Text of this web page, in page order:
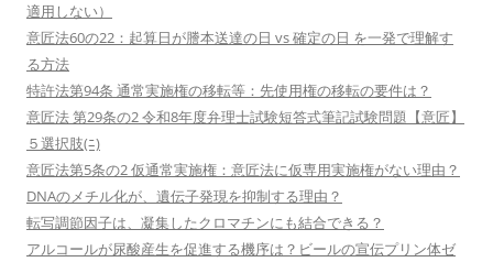
適用しない）
意匠法60の22：起算日が謄本送達の日 vs 確定の日 を一発で理解す
る方法
特許法第94条 通常実施権の移転等：先使用権の移転の要件は？
意匠法 第29条の2 令和8年度弁理士試験短答式筆記試験問題【意匠】
５選択肢(ﾆ)
意匠法第5条の2 仮通常実施権：意匠法に仮専用実施権がない理由？
DNAのメチル化が、遺伝子発現を抑制する理由？
転写調節因子は、凝集したクロマチンにも結合できる？
アルコールが尿酸産生を促進する機序は？ビールの宣伝プリン体ゼ